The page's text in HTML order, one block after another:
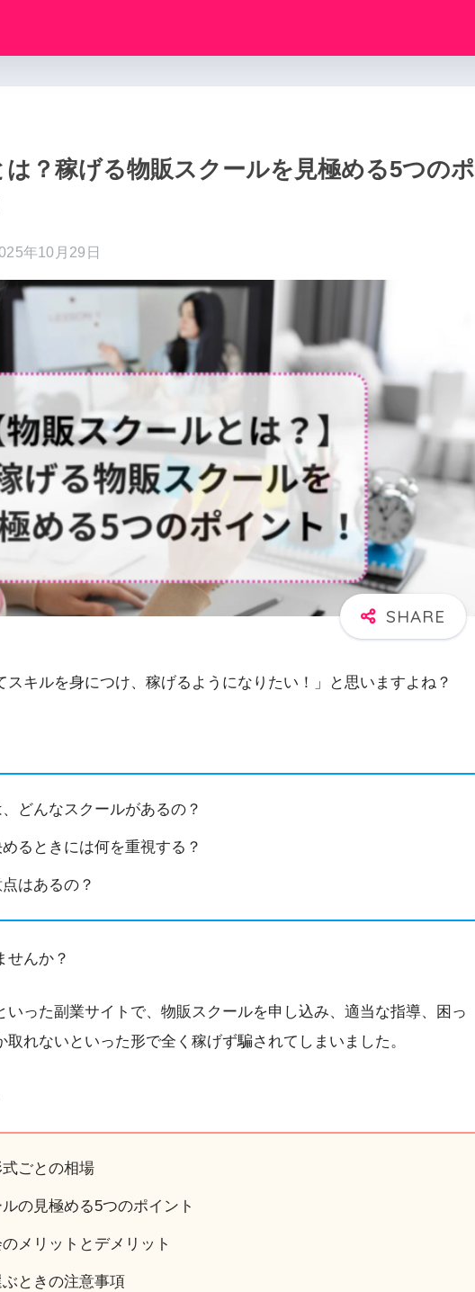
？稼げる物販スクールを見極める5つのポ
年10月29日
スキルを身につけ、稼げるようになりたい！」と思いますよね？
どんなスクールがあるの？
るときには何を重視する？
はあるの？
せんか？
いった副業サイトで、物販スクールを申し込み、適当な指導、困っ
れないといった形で全く稼げず騙されてしまいました。
ごとの相場
の見極める5つのポイント
メリットとデメリット
ときの注意事項